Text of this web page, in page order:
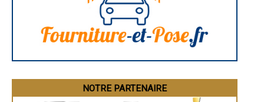
- Entreprise de rénovation immobilière à Arcizac-ez-Angles
- Entreprise de rénovation immobilière à Bazillac
- Entreprise de rénovation immobilière à Uglas
- Entreprise de rénovation immobilière à Souyeaux
- Entreprise de rénovation immobilière à Gez
- Entreprise de rénovation immobilière à Campistrous
- Entreprise de rénovation immobilière à Adast
Saint-Brieuc
Besançon
Évreux
Brest
NOTRE PARTENAIRE